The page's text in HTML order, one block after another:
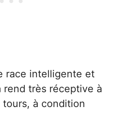
race intelligente et
rend très réceptive à
tours, à condition